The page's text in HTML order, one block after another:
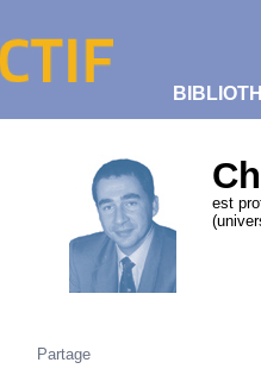
est
Partage